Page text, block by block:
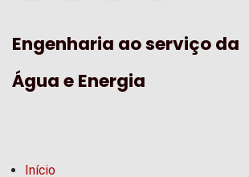
Engenharia ao serviço da
Água e Energia
Início